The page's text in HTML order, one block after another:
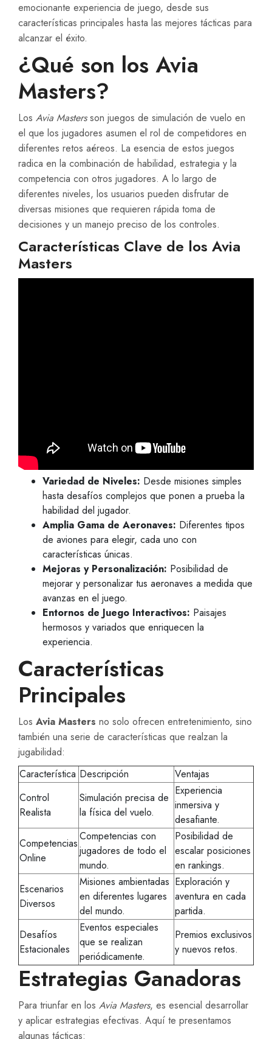
emocionante experiencia de juego, desde sus
características principales hasta las mejores tácticas para
alcanzar el éxito.
¿Qué son los Avia
Masters?
Los Avia Mastersson juegos de simulación de vuelo en
el que los jugadores asumen el rol de competidores en
diferentes retos aéreos. La esencia de estos juegos
radica en la combinación de habilidad, estrategia y la
competencia con otros jugadores. A lo largo de
diferentes niveles, los usuarios pueden disfrutar de
diversas misiones que requieren rápida toma de
decisiones y un manejo preciso de los controles.
Características Clave de los Avia
Masters
Variedad de Niveles: Desde misiones simples
hasta desafíos complejos que ponen a prueba la
habilidad del jugador.
Amplia Gama de Aeronaves: Diferentes tipos
de aviones para elegir, cada uno con
características únicas.
Mejoras y Personalización: Posibilidad de
mejorar y personalizar tus aeronaves a medida que
avanzas en el juego.
Entornos de Juego Interactivos: Paisajes
hermosos y variados que enriquecen la
experiencia.
Características
Principales
Los Avia Masters no solo ofrecen entretenimiento, sino
también una serie de características que realzan la
jugabilidad:
Característica Descripción
Ventajas
Control
Realista
Simulación precisa de
la física del vuelo.
Experiencia
inmersiva y
desafiante.
Competencias
Online
Competencias con
jugadores de todo el
mundo.
Posibilidad de
escalar posiciones
en rankings.
Escenarios
Diversos
Misiones ambientadas
en diferentes lugares
del mundo.
Exploración y
aventura en cada
partida.
Desafíos
Estacionales
Eventos especiales
que se realizan
periódicamente.
Premios exclusivos
y nuevos retos.
Estrategias Ganadoras
Para triunfar en los Avia Masters, es esencial desarrollar
y aplicar estrategias efectivas. Aquí te presentamos
algunas tácticas: